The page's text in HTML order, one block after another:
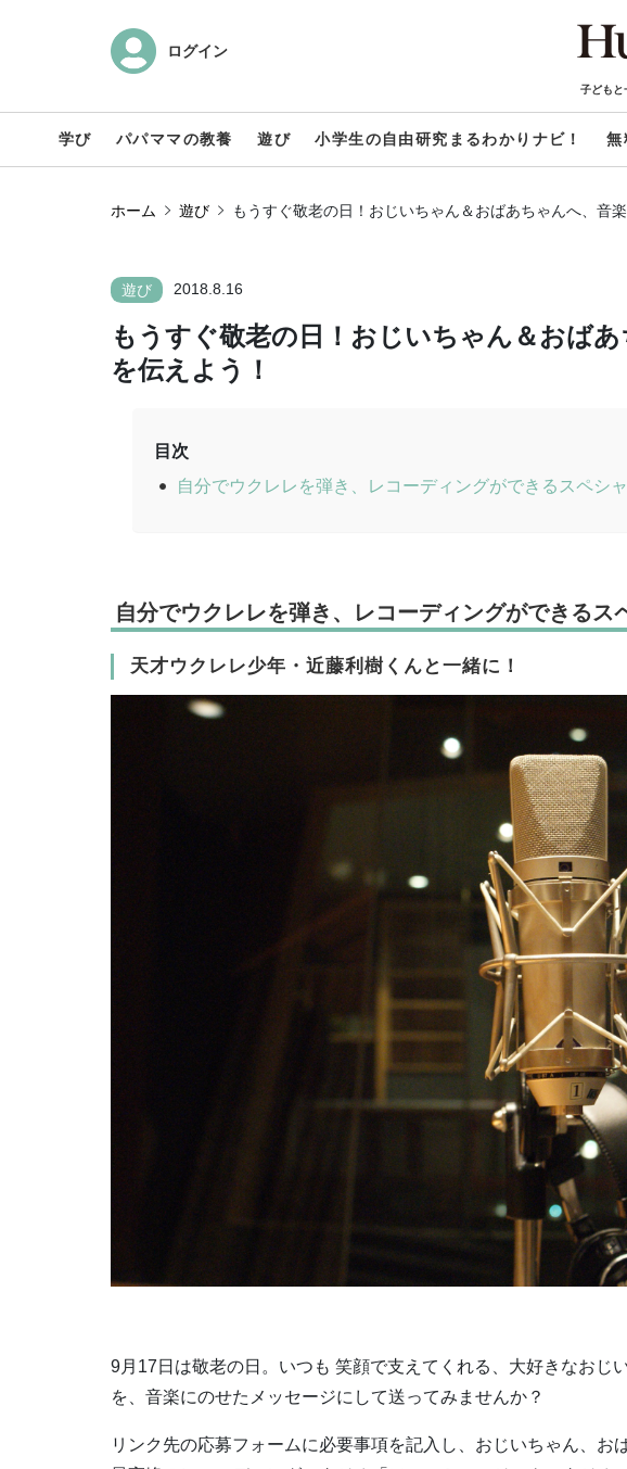
ログイン
子どもと
学び パパママの教養 遊び 小学生の自由研究まるわかりナビ！ 無
ホーム 遊び もうすぐ敬老の日！おじいちゃん＆おばあちゃんへ、音
遊び 2018.8.16
もうすぐ敬老の日！おじいちゃん＆おば
を伝えよう！
目次
自分でウクレレを弾き、レコーディングができるスペシ
自分でウクレレを弾き、レコーディングができるス
天才ウクレレ少年・近藤利樹くんと一緒に！
9月17日は敬老の日。いつも 笑顔で支えてくれる、大好きなおじ
を、音楽にのせたメッセージにして送ってみませんか？
リンク先の応募フォームに必要事項を記入し、おじいちゃん、